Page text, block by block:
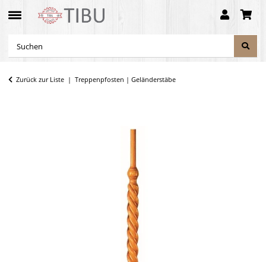
Zurück zur Liste Treppenpfosten | Geländerstäbe